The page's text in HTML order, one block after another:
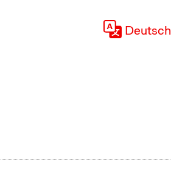
Deutsch